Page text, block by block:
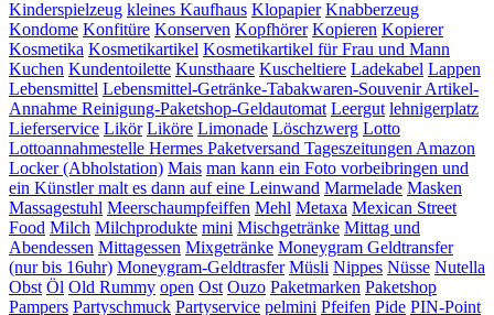
Kinderspielzeug kleines Kaufhaus Klopapier Knabberzeug
Kondome Konfitüre Konserven Kopfhörer Kopieren Kopierer
Kosmetika Kosmetikartikel Kosmetikartikel für Frau und Mann
Kuchen Kundentoilette Kunsthaare Kuscheltiere Ladekabel Lappen
Lebensmittel Lebensmittel-Getränke-Tabakwaren-Souvenir Artikel-
Annahme Reinigung-Paketshop-Geldautomat Leergut lehnigerplatz
Lieferservice Likör Liköre Limonade Löschzwerg Lotto
Lottoannahmestelle Hermes Paketversand Tageszeitungen Amazon
Locker (Abholstation) Mais man kann ein Foto vorbeibringen und
ein Künstler malt es dann auf eine Leinwand Marmelade Masken
Massagestuhl Meerschaumpfeiffen Mehl Metaxa Mexican Street
Food Milch Milchprodukte mini Mischgetränke Mittag und
Abendessen Mittagessen Mixgetränke Moneygram Geldtransfer
(nur bis 16uhr) Moneygram-Geldtrasfer Müsli Nippes Nüsse Nutella
Obst Öl Old Rummy open Ost Ouzo Paketmarken Paketshop
Pampers Partyschmuck Partyservice pelmini Pfeifen Pide PIN-Point